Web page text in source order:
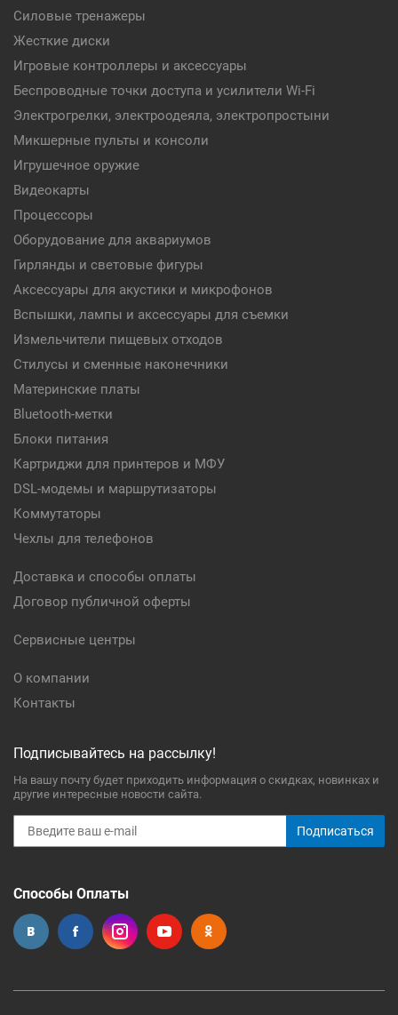
Силовые тренажеры
Жесткие диски
Игровые контроллеры и аксессуары
Беспроводные точки доступа и усилители Wi-Fi
Электрогрелки, электроодеяла, электропростыни
Микшерные пульты и консоли
Игрушечное оружие
Видеокарты
Процессоры
Оборудование для аквариумов
Гирлянды и световые фигуры
Аксессуары для акустики и микрофонов
Вспышки, лампы и аксессуары для съемки
Измельчители пищевых отходов
Стилусы и сменные наконечники
Материнские платы
Bluetooth-метки
Блоки питания
Картриджи для принтеров и МФУ
DSL-модемы и маршрутизаторы
Коммутаторы
Чехлы для телефонов
Доставка и способы оплаты
Договор публичной оферты
Сервисные центры
О компании
Контакты
Подписывайтесь на рассылку!
На вашу почту будет приходить информация о скидках, новинках и
другие интересные новости сайта.
Подписаться
Способы Оплаты